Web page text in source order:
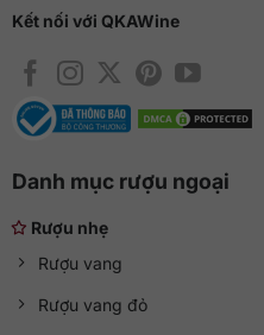
Kết nối với QKAWine
Danh mục rượu ngoại
Rượu nhẹ
Rượu vang
Rượu vang đỏ